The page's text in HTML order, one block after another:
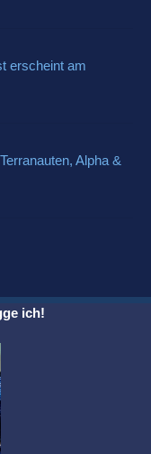
erscheint am
Alpha &
ich!